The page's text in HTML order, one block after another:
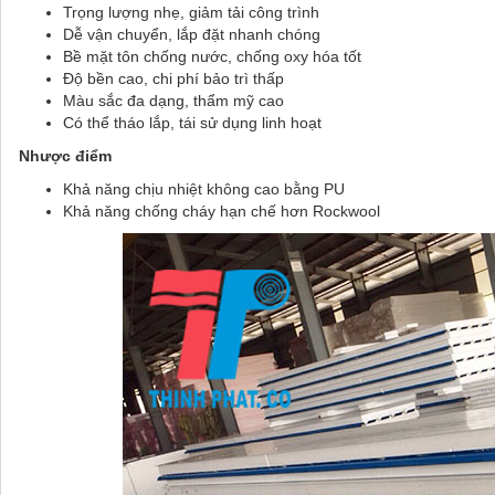
Trọng lượng nhẹ, giảm tải công trình
Dễ vận chuyển, lắp đặt nhanh chóng
Bề mặt tôn chống nước, chống oxy hóa tốt
Độ bền cao, chi phí bảo trì thấp
Màu sắc đa dạng, thẩm mỹ cao
Có thể tháo lắp, tái sử dụng linh hoạt
Nhược điểm
Khả năng chịu nhiệt không cao bằng PU
Khả năng chống cháy hạn chế hơn Rockwool